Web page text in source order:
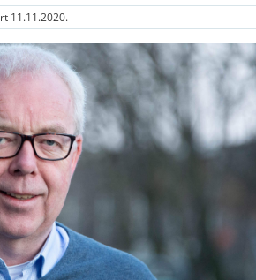
11.11.2020.